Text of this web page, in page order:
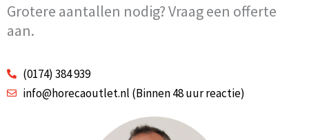
Grotere aantallen nodig? Vraag een offerte
aan.
(0174) 384 939
info@horecaoutlet.nl (Binnen 48 uur reactie)